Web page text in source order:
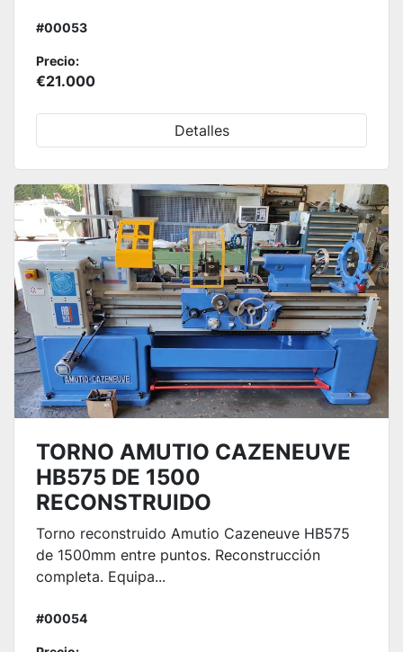
#00053
Precio:
€21.000
Detalles
TORNO AMUTIO CAZENEUVE
HB575 DE 1500
RECONSTRUIDO
Torno reconstruido Amutio Cazeneuve HB575
de 1500mm entre puntos. Reconstrucción
completa. Equipa...
#00054